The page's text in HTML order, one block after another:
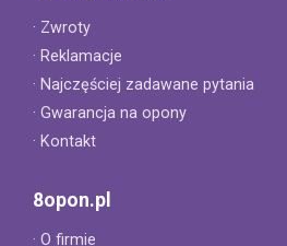
· Zwroty
· Reklamacje
· Najczęściej zadawane pytania
· Gwarancja na opony
· Kontakt
8opon.pl
· O firmie